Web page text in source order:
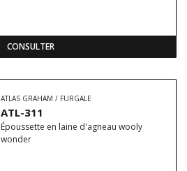
CONSULTER
ATLAS GRAHAM / FURGALE
ATL-311
Époussette en laine d'agneau wooly
wonder